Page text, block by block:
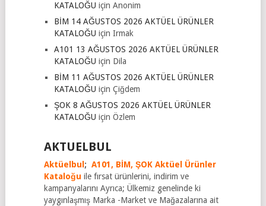
KATALOĞU için Anonim
BİM 14 AĞUSTOS 2026 AKTÜEL ÜRÜNLER
KATALOĞU için Irmak
A101 13 AĞUSTOS 2026 AKTÜEL ÜRÜNLER
KATALOĞU için Dila
BİM 11 AĞUSTOS 2026 AKTÜEL ÜRÜNLER
KATALOĞU için Çiğdem
ŞOK 8 AĞUSTOS 2026 AKTÜEL ÜRÜNLER
KATALOĞU için Özlem
AKTUELBUL
Aktüelbul ; A101, BİM, ŞOK Aktüel Ürünler
Kataloğu ile fırsat ürünlerini, indirim ve
kampanyalarını Ayrıca; Ülkemiz genelinde ki
yaygınlaşmış Marka -Market ve Mağazalarına ait